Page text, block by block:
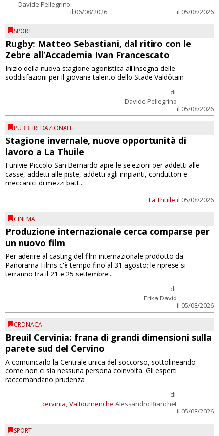
Davide Pellegrino
il 06/08/2026
il 05/08/2026
SPORT
Rugby: Matteo Sebastiani, dal ritiro con le
Zebre all’Accademia Ivan Francescato
di
Davide Pellegrino
il 05/08/2026
Inizio della nuova stagione agonistica all'insegna delle
soddisfazioni per il giovane talento dello Stade Valdôtain
PUBBLIREDAZIONALI
Stagione invernale, nuove opportunità di
lavoro a La Thuile
La Thuile il 05/08/2026
Funivie Piccolo San Bernardo apre le selezioni per addetti alle
casse, addetti alle piste, addetti agli impianti, conduttori e
meccanici di mezzi batt...
CINEMA
Produzione internazionale cerca comparse per
un nuovo film
di
Erika David
il 05/08/2026
Per aderire al casting del film internazionale prodotto da
Panorama Films c'è tempo fino al 31 agosto; le riprese si
terranno tra il 21 e 25 settembre...
CRONACA
Breuil Cervinia: frana di grandi dimensioni sulla
parete sud del Cervino
cervinia, Valtournenche
di
Alessandro Bianchet
il 05/08/2026
A comunicarlo la Centrale unica del soccorso, sottolineando
come non ci sia nessuna persona coinvolta. Gli esperti
raccomandano prudenza
SPORT